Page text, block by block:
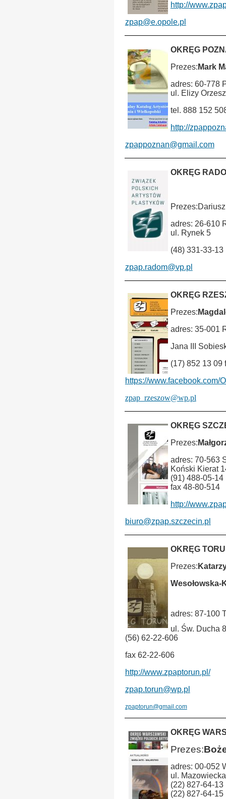
http://
zpap@e.opole.pl
OKRĘG
Prezes: Mark
adres: 60-778
ul. Elizy
tel. 888 152
http://
zpappoznan@gmail.com
OKRĘG
adres: 26-610
ul. Rynek 5
(48) 331-33-13
zpap.radom@vp.pl
OKRĘG
Prezes:
adres: 35-001
Jana III
(17) 852 13 09
https://www.facebook.com/
zpap_rzeszow@wp.pl
OKRĘG
Prezes:
adres: 70-563
Koński Kierat
(91) 488-05-14
fax 48-80-514
http://
biuro@zpap.szczecin.pl
OKRĘG
Prezes:
Wesołowska-
adres: 87-100
ul. Św. Ducha
(56) 62-22-606
fax 62-22-606
http://www.zpaptorun.pl/
zpap.torun@wp.pl
zpaptorun@gmail.com
OKRĘG
Prezes:
adres: 00-052
ul.
(22) 827-64-13
(22) 827-64-15